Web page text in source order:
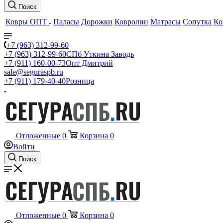
Поиск
Ковры ОПТ Паласы Дорожки Ковролин Матрасы Сопутка
+7 (963) 312-99-60
+7 (963) 312-99-60СПб Уткина Заводь
+7 (911) 160-00-73Опт Дмитрий
sale@seguraspb.ru
+7 (911) 179-40-40Розница
Отложенные 0 Корзина 0
Войти
Поиск
Отложенные 0 Корзина 0